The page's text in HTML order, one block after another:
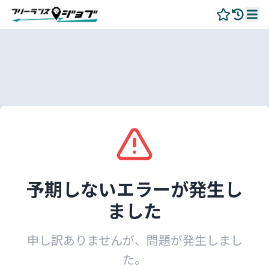
予期しないエラーが発生し
ました
申し訳ありませんが、問題が発生しまし
た。